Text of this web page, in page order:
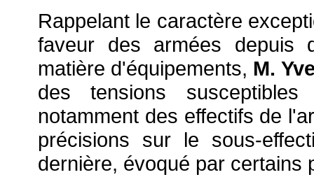
Rappelant le caractère
faveur des armées depuis
matière d'équipements, M.
des tensions
notamment des effectifs de
précisions sur le sous-
dernière, évoqué par certains